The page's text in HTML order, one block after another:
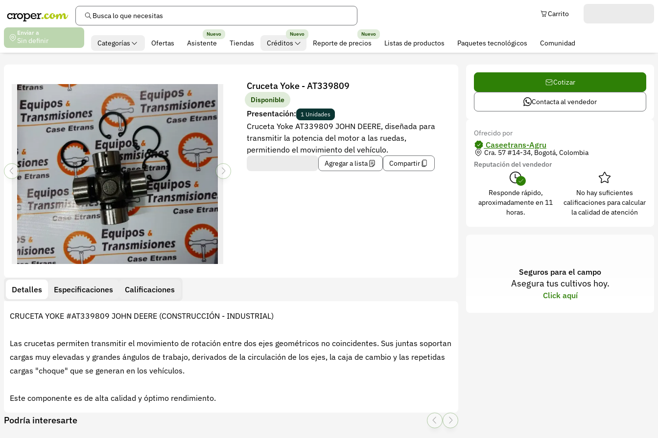
Busca lo que necesitas
Enviar a
Sin definir
Carrito
Categorías Ofertas Asistente
Nuevo
Tiendas Créditos
Nuevo
Reporte de precios
Nuevo
Listas de productos Paquetes tecnológicos Comunidad
Cruceta Yoke - AT339809
Disponible
Presentación: 1 Unidades
Cruceta Yoke AT339809 JOHN DEERE, diseñada para
transmitir la potencia del motor a las ruedas,
permitiendo el movimiento del vehículo.
Agregar a lista Compartir
Detalles Especificaciones Calificaciones
CRUCETA YOKE #AT339809 JOHN DEERE (CONSTRUCCIÓN - INDUSTRIAL)
Las crucetas permiten transmitir el movimiento de rotación entre dos ejes geométricos no coincidentes. Sus juntas soportan
cargas muy elevadas y grandes ángulos de trabajo, derivados de la circulación de los ejes, la caja de cambio y las repetidas
cargas "choque" que se generan en los vehículos.
Este componente es de alta calidad y óptimo rendimiento.
Podría interesarte
Cotizar
Contacta al vendedor
Ofrecido por
Caseetrans-Agru
Cra. 57 #14-34, Bogotá, Colombia
Reputación del vendedor
Responde rápido,
aproximadamente en 11
horas.
No hay suficientes
calificaciones para calcular
la calidad de atención
Seguros para el campo
Asegura tus cultivos hoy.
Click aquí